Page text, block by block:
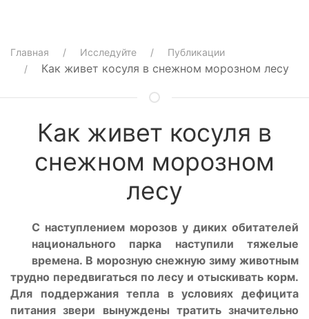
Главная Исследуйте Публикации
Как живет косуля в снежном морозном лесу
Как живет косуля в
снежном морозном
лесу
С наступлением морозов у диких обитателей
национального парка наступили тяжелые
времена. В морозную снежную зиму животным
трудно передвигаться по лесу и отыскивать корм.
Для поддержания тепла в условиях дефицита
питания звери вынуждены тратить значительно